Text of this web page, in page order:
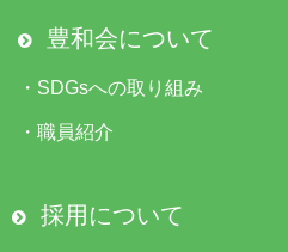
豊和会について
・ SDGsへの取り組み
・ 職員紹介
採用について